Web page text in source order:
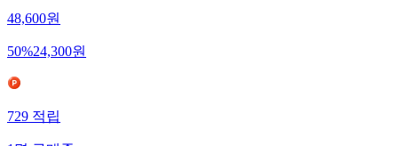
48,600원
50%24,300원
729적립